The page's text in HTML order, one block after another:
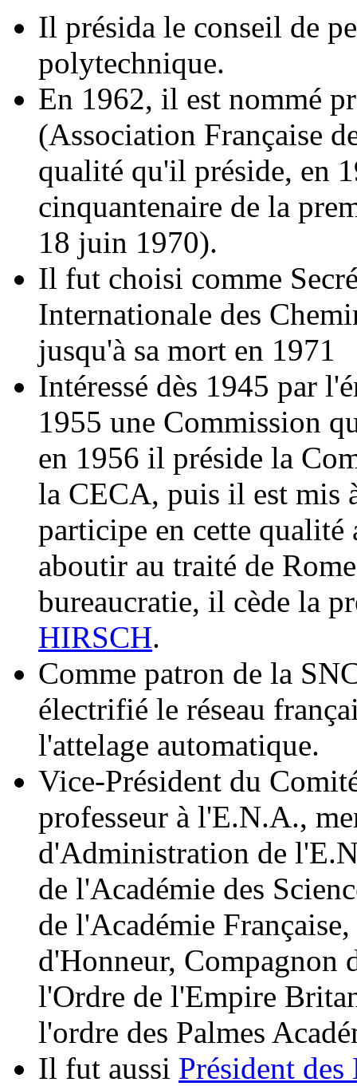
Il présida le conseil de
polytechnique.
En 1962, il est nommé
(Association Française
qualité qu'il préside, en
cinquantenaire de la
18 juin 1970).
Il fut choisi comme
Internationale des
jusqu'à sa mort en 1971
Intéressé dès 1945 par
1955 une Commission
en 1956 il préside la
la CECA, puis il est mis
participe en cette
aboutir au traité de
bureaucratie, il cède la
HIRSCH.
Comme patron de la
électrifié le réseau
l'attelage automatique.
Vice-Président du
professeur à l'E.N.A.,
d'Administration de
de l'Académie des
de l'Académie
d'Honneur, Compagnon
l'Ordre de l'Empire
l'ordre des Palmes
Il fut aussi Président